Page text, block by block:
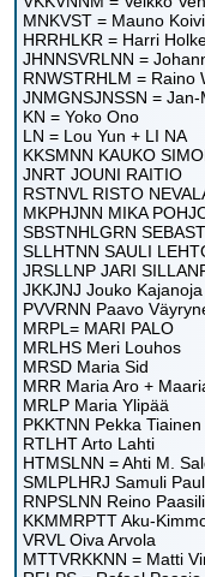
MNKVST = Mauno
HRRHLKR = Harri
JHNNSVRLNN =
RNWSTRHLM = Raino
JNMGNSJNSSN =
KN = Yoko Ono
LN = Lou Yun + LI NA
KKSMNN KAUKO
JNRT JOUNI RAITIO
RSTNVL RISTO
MKPHJNN MIKA
SBSTNHLGRN
SLLHTNN SAULI
JRSLLNP JARI
JKKJNJ Jouko Kajanoja
PVVRNN Paavo
MRPL= MARI PALO
MRLHS Meri Louhos
MRSD Maria Sid
MRR Maria Aro +
MRLP Maria Ylipää
PKKTNN Pekka Tiainen
RTLHT Arto Lahti
HTMSLNN = Ahti M.
SMLPLHRJ Samuli
RNPSLNN Reino
KKMMRPTT Aku-
VRVL Oiva Arvola
MTTVRKKNN = Matti